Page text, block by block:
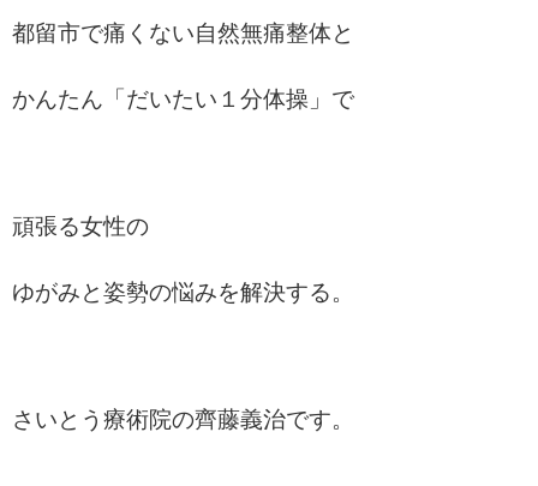
都留市で痛くない自然無痛整体と
かんたん「だいたい１分体操」で
頑張る女性の
ゆがみと姿勢の悩みを解決する。
さいとう療術院の齊藤義治です。